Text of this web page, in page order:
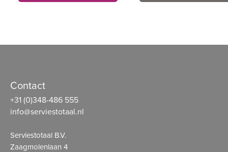
Contact
+31 (0)348-486 555
info@serviestotaal.nl
Serviestotaal B.V.
Zaagmolenlaan 4